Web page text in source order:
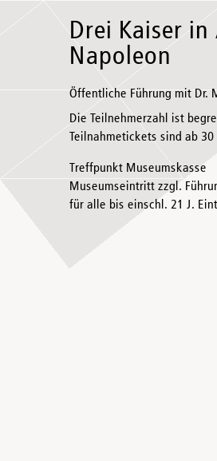
Drei Kaiser
Napoleon
Öffentliche Führung mit Dr.
Die Teilnehmerzahl ist
Teilnahmetickets sind ab
Treffpunkt Museumskasse
Museumseintritt zzgl.
für alle bis einschl. 21 J.